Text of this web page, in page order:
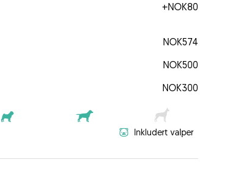
+NOK80
NOK574
NOK500
NOK300
Inkludert valper